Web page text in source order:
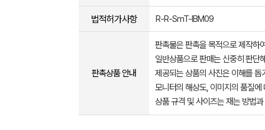
법적허가사항 R-R-SmT-IBM09
판촉상품 안내
판촉물은 판촉을 목적으로 제작하
일반상품으로 판매는 신중히 판단
제공되는 상품의 사진은 이해를
모니터의 해상도, 이미지의 품질
상품 규격 및 사이즈는 재는 방법